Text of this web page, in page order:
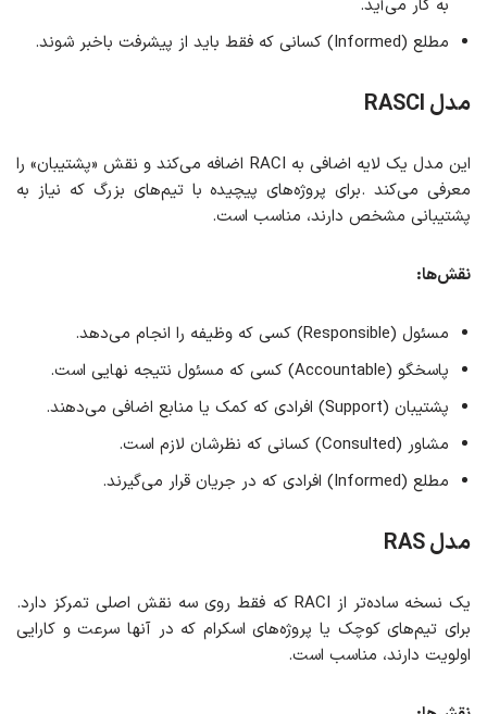
به کار می‌آید.
مطلع (Informed) کسانی که فقط باید از پیشرفت باخبر شوند.
مدل RASCI
این مدل یک لایه اضافی به RACI اضافه می‌کند و نقش «پشتیبان» را
معرفی می‌کند .برای پروژه‌های پیچیده با تیم‌های بزرگ که نیاز به
پشتیبانی مشخص دارند، مناسب است.
نقش‌ها:
مسئول (Responsible) کسی که وظیفه را انجام می‌دهد.
پاسخگو (Accountable) کسی که مسئول نتیجه نهایی است.
پشتیبان (Support) افرادی که کمک یا منابع اضافی می‌دهند.
مشاور (Consulted) کسانی که نظرشان لازم است.
مطلع (Informed) افرادی که در جریان قرار می‌گیرند.
مدل RAS
یک نسخه ساده‌تر از RACI که فقط روی سه نقش اصلی تمرکز دارد.
برای تیم‌های کوچک یا پروژه‌های اسکرام که در آنها سرعت و کارایی
اولویت دارند، مناسب است.